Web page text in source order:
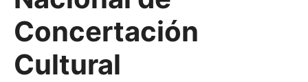
Concertación
Cultural